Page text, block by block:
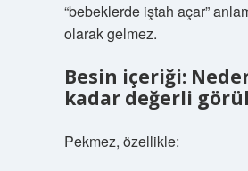
“bebeklerde iştah açar”
olarak gelmez.
Besin içeriği:
kadar değerli
Pekmez, özellikle: